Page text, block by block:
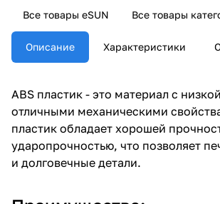
Все товары eSUN Все товары
Описание Характеристики
ABS пластик - это материал с
отличными механическими
пластик обладает хорошей
ударопрочностью, что позволяет
и долговечные детали.